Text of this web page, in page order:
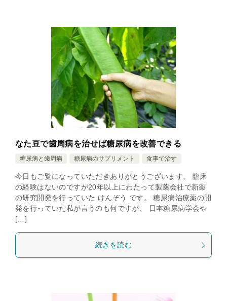
なた豆で歯周病を治せば糖尿病を改善できる
糖尿病と歯周病 糖尿病のサプリメント 食事で治す
今日もご覧になっていただきありがとうございます。 臨床
の経験はないのですが20年以上にわたって製薬会社で新薬
の研究開発を行っていた けんぞう です。 糖尿病治療薬の開
発を行っていた私が言うのも何ですが、 日本糖尿病学会や
[…]
続きを読む